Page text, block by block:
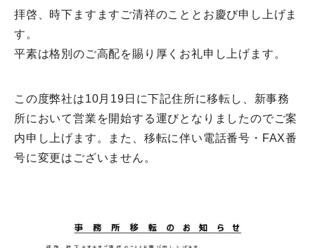
拝啓、時下ますますご清祥のこととお慶び申し上げま
す。
平素は格別のご高配を賜り厚くお礼申し上げます。
この度弊社は10月19日に下記住所に移転し、新事務
所において営業を開始する運びとなりましたのでご案
内申し上げます。また、移転に伴い電話番号・FAX番
号に変更はございません。